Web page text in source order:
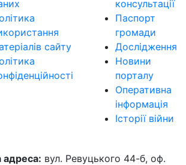
сайту
консультації
Паспорт
громади
Дослідження
Новини
порталу
Оперативна
інформація
Історії війни
вул. Ревуцького 44-б, оф.